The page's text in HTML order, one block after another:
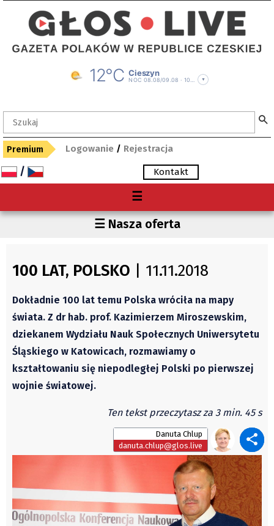
Premium Logowanie / Rejestracja
/ Kontakt
☰
O nas
Archiwum
Wydawca
Fundusz Rozwoju Zaolzia
Kontakt
Sekretariat
Redaktorzy
Zamów prenumeratę
RODO (GDPR)
Všeobecné obchodní podmínky
Wiadomości
☰ Nasza oferta
Świat
Kongres Polaków
PZKO
100 LAT, POLSKO | 11.11.2018
Dokładnie 100 lat temu Polska wróciła na mapy
świata. Z dr hab. prof. Kazimierzem Miroszewskim,
dziekanem Wydziału Nauk Społecznych Uniwersytetu
Śląskiego w Katowicach, rozmawiamy o
kształtowaniu się niepodległej Polski po pierwszej
wojnie światowej.
Ten tekst przeczytasz za 3 min. 45 s
Danuta Chlup
danuta.chlup@glos.live